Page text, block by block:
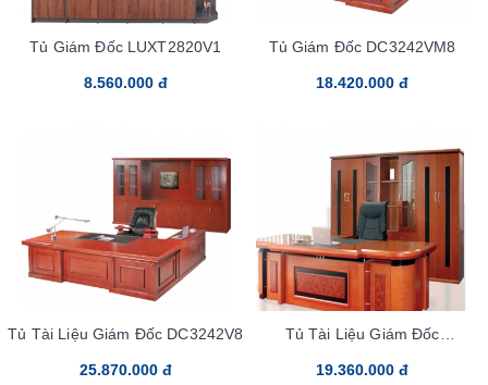
Tủ Giám Đốc LUXT2820V1
8.560.000 đ
Tủ Giám Đốc DC3242VM8
18.420.000 đ
Tủ Tài Liệu Giám Đốc DC3242V8
25.870.000 đ
Tủ Tài Liệu Giám Đốc
19.360.000 đ